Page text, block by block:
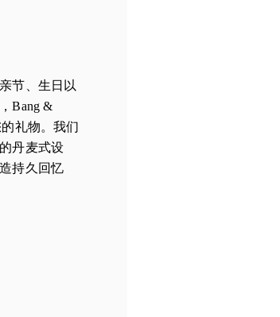
节、生日以
Bang &
礼物。我们
丹麦式设
持久回忆